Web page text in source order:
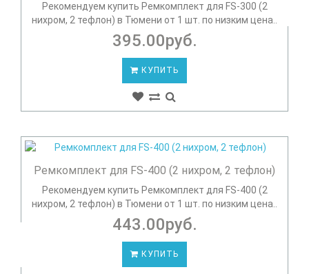
Рекомендуем купить Ремкомплект для FS-300 (2
нихром, 2 тефлон) в Тюмени от 1 шт. по низким цена..
395.00руб.
КУПИТЬ
Ремкомплект для FS-400 (2 нихром, 2 тефлон)
Рекомендуем купить Ремкомплект для FS-400 (2
нихром, 2 тефлон) в Тюмени от 1 шт. по низким цена..
443.00руб.
КУПИТЬ